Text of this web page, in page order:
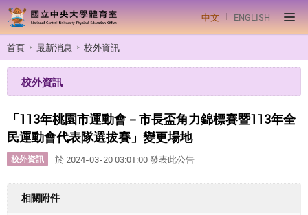
中文 ENGLISH
首頁 最新消息 校外資訊
校外資訊
「113年桃園市運動會－市長盃角力錦標賽暨113年全
民運動會代表隊選拔賽」變更場地
校外資訊 於 2024-03-20 03:01:00 發表此公告
相關附件